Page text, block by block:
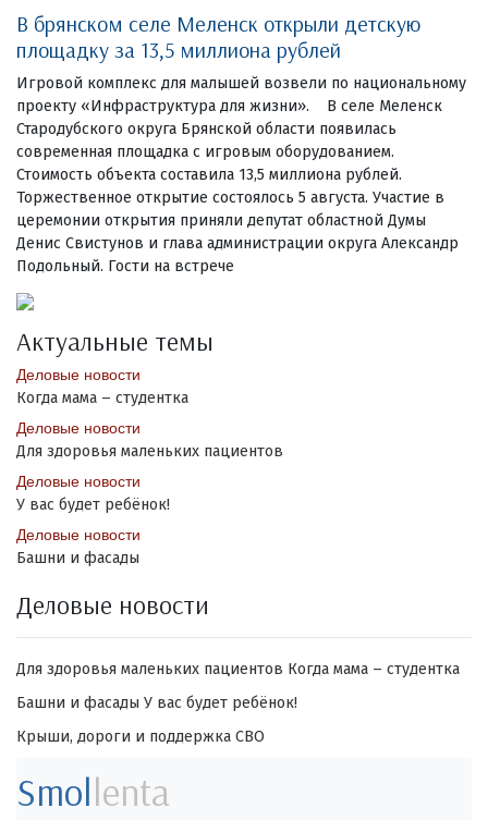
В брянском селе Меленск открыли детскую
площадку за 13,5 миллиона рублей
Игровой комплекс для малышей возвели по национальному
проекту «Инфраструктура для жизни». В селе Меленск
Стародубского округа Брянской области появилась
современная площадка с игровым оборудованием.
Стоимость объекта составила 13,5 миллиона рублей.
Торжественное открытие состоялось 5 августа. Участие в
церемонии открытия приняли депутат областной Думы
Денис Свистунов и глава администрации округа Александр
Подольный. Гости на встрече
Актуальные темы
Деловые новости
Когда мама – студентка
Деловые новости
Для здоровья маленьких пациентов
Деловые новости
У вас будет ребёнок!
Деловые новости
Башни и фасады
Деловые новости
Для здоровья маленьких пациентов Когда мама – студентка
Башни и фасады У вас будет ребёнок!
Крыши, дороги и поддержка СВО
Smollenta